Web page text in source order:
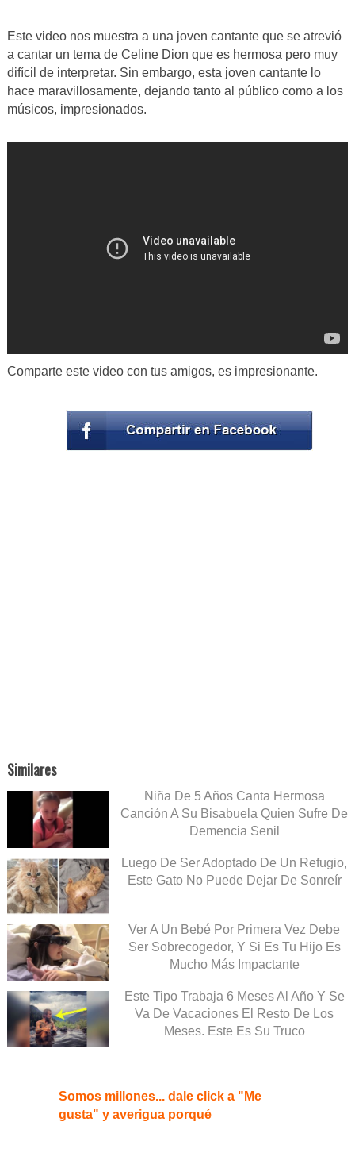
Este video nos muestra a una joven cantante que se atrevió
a cantar un tema de Celine Dion que es hermosa pero muy
difícil de interpretar. Sin embargo, esta joven cantante lo
hace maravillosamente, dejando tanto al público como a los
músicos, impresionados.
Comparte este video con tus amigos, es impresionante.
Similares
Niña De 5 Años Canta Hermosa
Canción A Su Bisabuela Quien Sufre De
Demencia Senil
Luego De Ser Adoptado De Un Refugio,
Este Gato No Puede Dejar De Sonreír
Ver A Un Bebé Por Primera Vez Debe
Ser Sobrecogedor, Y Si Es Tu Hijo Es
Mucho Más Impactante
Este Tipo Trabaja 6 Meses Al Año Y Se
Va De Vacaciones El Resto De Los
Meses. Este Es Su Truco
Somos millones... dale click a "Me
gusta" y averigua porqué